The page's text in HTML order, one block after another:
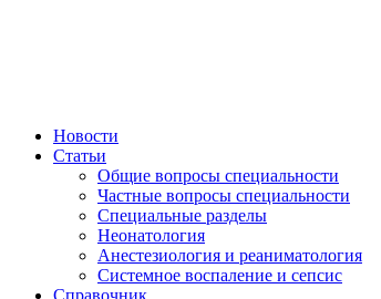
Новости
Статьи
Общие вопросы специальности
Частные вопросы специальности
Специальные разделы
Неонатология
Анестезиология и реаниматология
Системное воспаление и сепсис
Справочник